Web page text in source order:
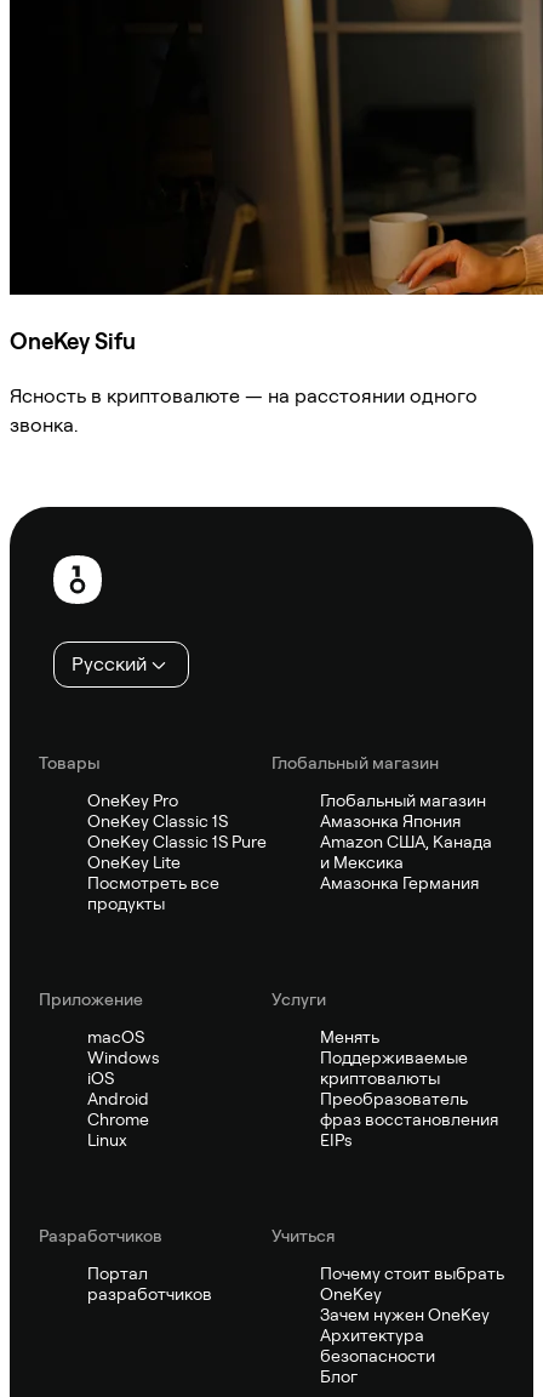
OneKey Sifu
Ясность в криптовалюте — на расстоянии одного
звонка.
Нижний
колонтитул
Русский
Товары
OneKey Pro
OneKey Classic 1S
OneKey Classic 1S Pure
OneKey Lite
Посмотреть все
продукты
Глобальный магазин
Глобальный магазин
Амазонка Япония
Amazon США, Канада
и Мексика
Амазонка Германия
Приложение
macOS
Windows
iOS
Android
Chrome
Linux
Услуги
Менять
Поддерживаемые
криптовалюты
Преобразователь
фраз восстановления
EIPs
Pазработчиков
Портал
разработчиков
Учиться
Почему стоит выбрать
OneKey
Зачем нужен OneKey
Архитектура
безопасности
Блог